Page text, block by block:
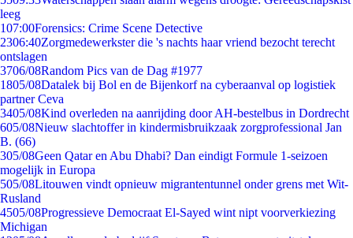
leeg
107:00Forensics: Crime Scene Detective
2306:40Zorgmedewerkster die 's nachts haar vriend bezocht terecht
ontslagen
3706/08Random Pics van de Dag #1977
1805/08Datalek bij Bol en de Bijenkorf na cyberaanval op logistiek
partner Ceva
3405/08Kind overleden na aanrijding door AH-bestelbus in Dordrecht
605/08Nieuw slachtoffer in kindermisbruikzaak zorgprofessional Jan
B. (66)
305/08Geen Qatar en Abu Dhabi? Dan eindigt Formule 1-seizoen
mogelijk in Europa
505/08Litouwen vindt opnieuw migrantentunnel onder grens met Wit-
Rusland
4505/08Progressieve Democraat El-Sayed wint nipt voorverkiezing
Michigan